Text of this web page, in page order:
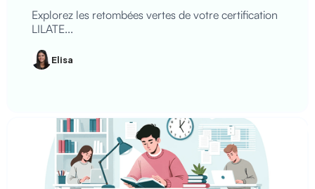
Explorez les retombées vertes de votre certification
LILATE...
Elisa